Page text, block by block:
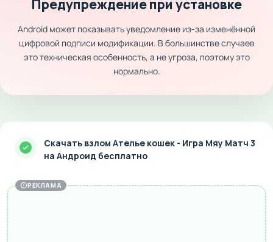
Предупреждение при установке
Android может показывать уведомление из-за изменённой
цифровой подписи модификации. В большинстве случаев
это техническая особенность, а не угроза, поэтому это
нормально.
Скачать взлом Ателье кошек - Игра Мяу Матч 3
на Андроид бесплатно
РЕКЛАМА